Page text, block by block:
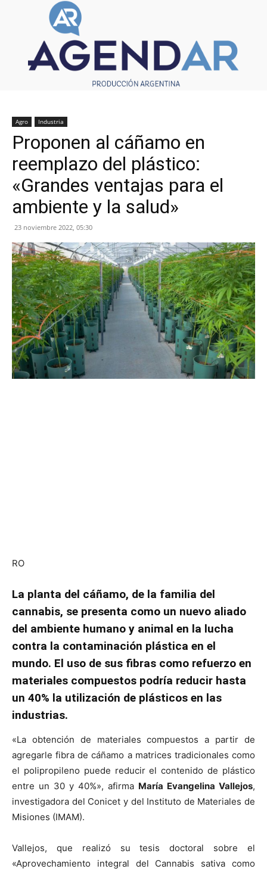
Agro Industria
Proponen al cáñamo en
reemplazo del plástico:
«Grandes ventajas para el
ambiente y la salud»
23 noviembre 2022, 05:30
RO
La planta del cáñamo, de la familia del
cannabis, se presenta como un nuevo aliado
del ambiente humano y animal en la lucha
contra la contaminación plástica en el
mundo. El uso de sus fibras como refuerzo en
materiales compuestos podría reducir hasta
un 40% la utilización de plásticos en las
industrias.
«La obtención de materiales compuestos a partir de
agregarle fibra de cáñamo a matrices tradicionales como
el polipropileno puede reducir el contenido de plástico
entre un 30 y 40%», afirma María Evangelina Vallejos,
investigadora del Conicet y del Instituto de Materiales de
Misiones (IMAM).
Vallejos, que realizó su tesis doctoral sobre el
«Aprovechamiento integral del Cannabis sativa como